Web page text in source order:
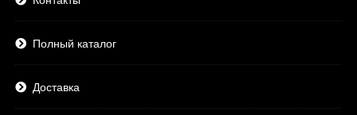
Полный каталог
Доставка